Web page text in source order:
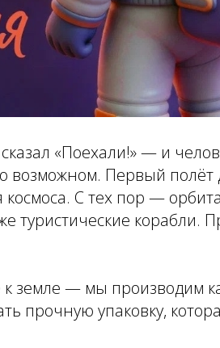
«Поехали!» — и
возможном. Первый полёт
космоса. С тех пор —
туристические корабли.
земле — мы производим
прочную упаковку,